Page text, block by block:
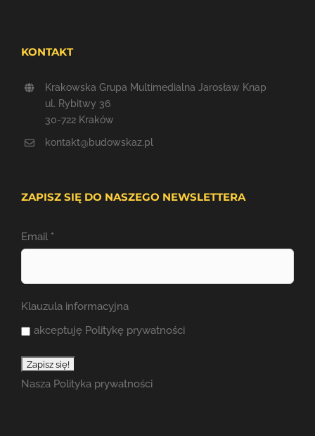
KONTAKT
Krakowska Grupa Multimedialna Jarosław Knap
ul. Rybitwy 36
30-722 Kraków
kontakt@budowskaz.pl
ZAPISZ SIĘ DO NASZEGO NEWSLETTERA
Email *
Klauzula informacyjna
akceptuję Politykę prywatności
Nasza Polityka prywatności